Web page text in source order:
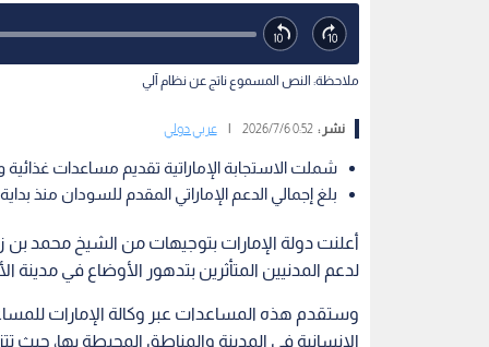
ملاحظة: النص المسموع ناتج عن نظام آلي
نشر :0:52 2026/7/6 عربي دولي
شملت الاستجابة الإماراتية تقديم مساعدات
بلغ إجمالي الدعم الإماراتي المقدم للسودان منذ بداية الأزمة نحو 800
لدعم المدنيين المتأثرين بتدهور الأوضاع في
وستقدم هذه المساعدات عبر وكالة الإمارات
الإنسانية في المدينة والمناطق المحيطة بها، حيث